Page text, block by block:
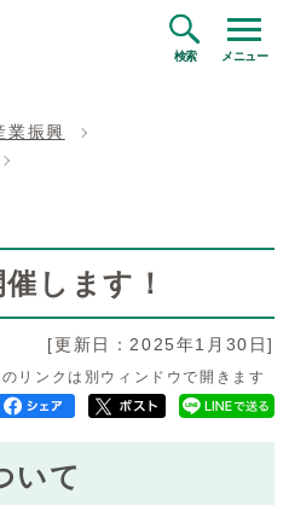
検索 メニュー
業振興
します！
[更新日：2025年1月30日]
リンクは別ウィンドウで開きます
いて